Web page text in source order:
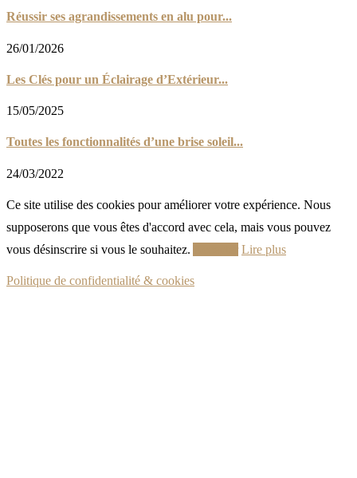
Réussir ses agrandissements en alu pour...
26/01/2026
Les Clés pour un Éclairage d’Extérieur...
15/05/2025
Toutes les fonctionnalités d’une brise soleil...
24/03/2022
Ce site utilise des cookies pour améliorer votre expérience. Nous
supposerons que vous êtes d'accord avec cela, mais vous pouvez
vous désinscrire si vous le souhaitez.
Lire plus
Politique de confidentialité & cookies